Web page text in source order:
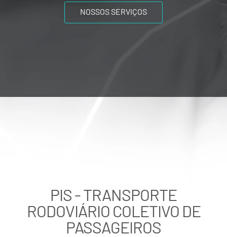
NOSSOS SERVIÇOS
PIS - TRANSPORTE
RODOVIÁRIO COLETIVO DE
PASSAGEIROS